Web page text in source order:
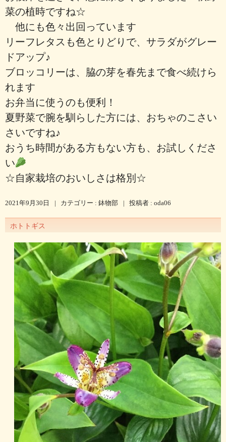
菜の植時ですね☆
他にも色々出回っています
リーフレタスも色とりどりで、サラダがグレー
ドアップ♪
ブロッコリーは、脇の芽を春先まで食べ続けら
れます
お弁当に使うのも便利！
夏野菜で腕を馴らした方には、おちゃのこさい
さいですね♪
おうち時間がある方もない方も、お試しくださ
い
☆自家栽培のおいしさは格別☆
2021年9月30日 | カテゴリー : 鉢物部 | 投稿者 : oda06
ホトトギス